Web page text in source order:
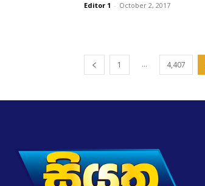
Editor 1 - October 2, 2017
1 ... 4,407